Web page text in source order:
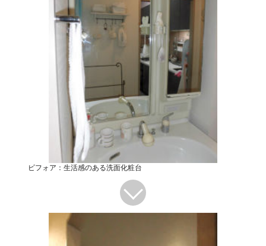
ビフォア：生活感のある洗面化粧台